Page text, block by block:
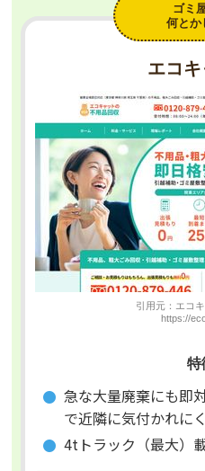
ゴミ
何とか
エコキ
引用元：エコ
https://
特
急な大量廃棄にも即
で近隣に気付かれに
4tトラック（最大）